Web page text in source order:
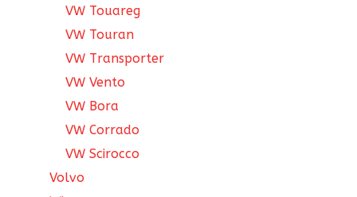
VW Touareg
VW Touran
VW Transporter
VW Vento
VW Bora
VW Corrado
VW Scirocco
Volvo